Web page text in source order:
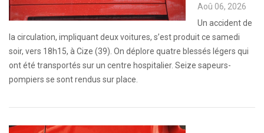
Aoû 06, 2026
Un accident de
la circulation, impliquant deux voitures, s’est produit ce samedi
soir, vers 18h15, à Cize (39). On déplore quatre blessés légers qui
ont été transportés sur un centre hospitalier. Seize sapeurs-
pompiers se sont rendus sur place.